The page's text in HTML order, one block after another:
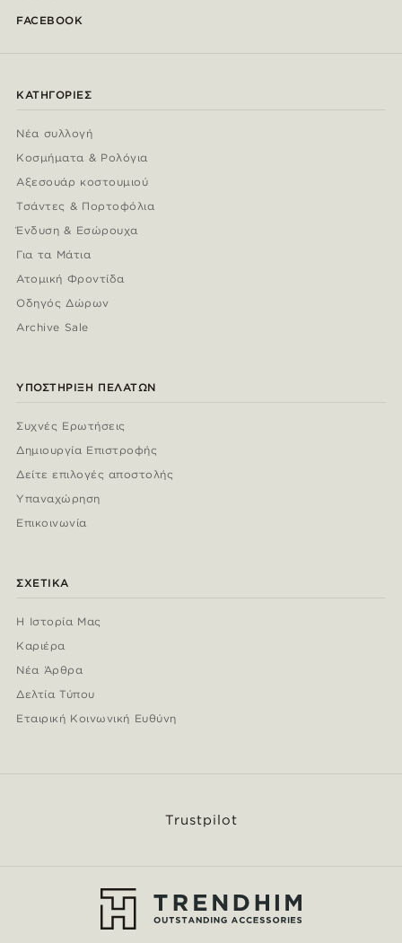
FACEBOOK
ΚΑΤΗΓΟΡΊΕΣ
Νέα συλλογή
Κοσμήματα & Ρολόγια
Αξεσουάρ κοστουμιού
Τσάντες & Πορτοφόλια
Ένδυση & Εσώρουχα
Για τα Μάτια
Ατομική Φροντίδα
Οδηγός Δώρων
Archive Sale
ΥΠΟΣΤΉΡΙΞΗ ΠΕΛΑΤΏΝ
Συχνές Ερωτήσεις
Δημιουργία Επιστροφής
Δείτε επιλογές αποστολής
Υπαναχώρηση
Επικοινωνία
ΣΧΕΤΙΚΆ
Η Ιστορία Μας
Καριέρα
Νέα Άρθρα
Δελτία Τύπου
Εταιρική Κοινωνική Ευθύνη
Trustpilot